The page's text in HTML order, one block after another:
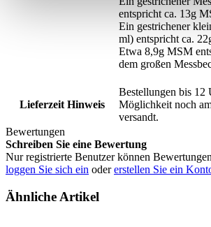
entspricht ca. 13g
Ein gestrichener
ml) entspricht ca.
Etwa 8,9g MSM
dem großen
Lieferzeit Hinweis
Bestellungen bis 12
Möglichkeit noch
versandt.
Bewertungen
Schreiben Sie eine Bewertung
Nur registrierte Benutzer können
loggen Sie sich ein odererstellen Sie ein
Ähnliche Artikel